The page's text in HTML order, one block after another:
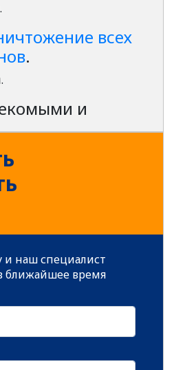
всех
.
и
востребованы и
во вторичном жилье.
и строительные
возведения
вмешательстве столь
препятствий, которые
бактерии отличаются
к
могут
наш специалист
ближайшее время